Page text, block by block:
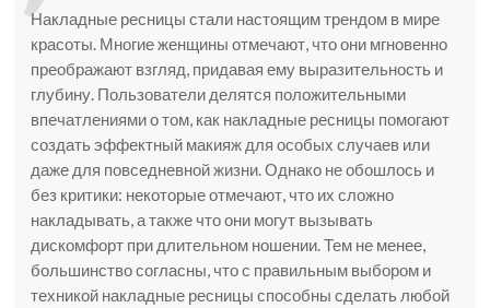
Накладные ресницы стали настоящим трендом в мире
красоты. Многие женщины отмечают, что они мгновенно
преображают взгляд, придавая ему выразительность и
глубину. Пользователи делятся положительными
впечатлениями о том, как накладные ресницы помогают
создать эффектный макияж для особых случаев или
даже для повседневной жизни. Однако не обошлось и
без критики: некоторые отмечают, что их сложно
накладывать, а также что они могут вызывать
дискомфорт при длительном ношении. Тем не менее,
большинство согласны, что с правильным выбором и
техникой накладные ресницы способны сделать любой